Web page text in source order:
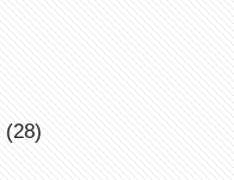
(28)